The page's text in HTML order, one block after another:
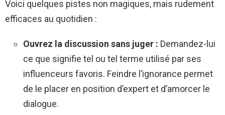
Voici quelques pistes non magiques, mais rudement
efficaces au quotidien :
Ouvrez la discussion sans juger : Demandez-lui
ce que signifie tel ou tel terme utilisé par ses
influenceurs favoris. Feindre l’ignorance permet
de le placer en position d’expert et d’amorcer le
dialogue.